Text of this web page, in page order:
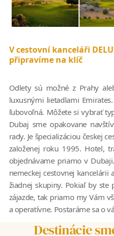
V cestovní kanceláři
připravíme na klíč
Odlety sú možné z Prahy
luxusnými lietadlami
ľubovoľná. Môžete si vybrať
Dubaj sme opakovane
rady. Je špecializáciou českej
založenej roku 1995. Hotel,
objednávame priamo v
nemeckej cestovnej kancelárii
žiadnej skupiny. Pokiaľ by
zájazde, tak priamo my Vám
a operatívne. Postaráme sa o
Destinácie